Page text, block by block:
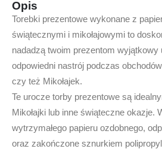
Opis
Torebki prezentowe wykonane z
świątecznymi i mikołajowymi to
nadadzą twoim prezentom wyjątkowy
odpowiedni nastrój podczas
czy też Mikołajek.
Te urocze torby prezentowe są
Mikołajki lub inne świąteczne okazje.
wytrzymałego papieru ozdobnego,
oraz zakończone sznurkiem